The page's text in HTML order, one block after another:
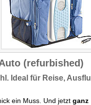
(refurbished)
Ideal für Reise,
ein Muss. Und jetzt ganz